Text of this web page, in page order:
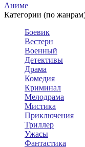
Аниме
Категории (по
Боевик
Вестерн
Военный
Детективы
Драма
Комедия
Криминал
Мелодрама
Мистика
Приключения
Триллер
Ужасы
Фантастика